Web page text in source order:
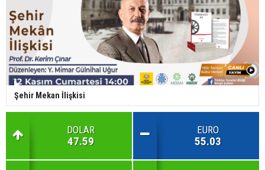
Şehir Mekan İlişkisi
DOLAR
47.59
EURO
55.03